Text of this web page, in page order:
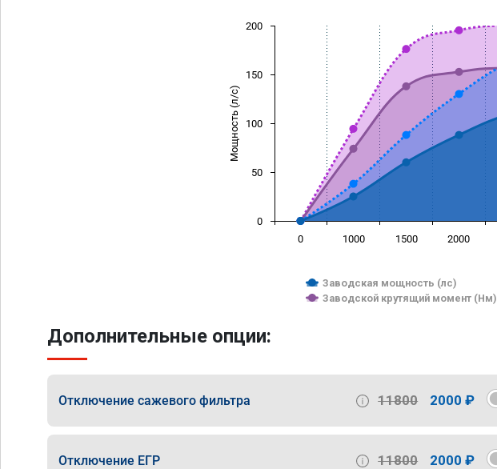
Мощность (л/с)
Заводская мощность (лс)
Заводской крутящий момент (Нм)
0 1000 1500 2000
0
50
100
150
200
Дополнительные опции:
Отключение сажевого фильтра 11800 2000 ₽
Отключение ЕГР 11800 2000 ₽